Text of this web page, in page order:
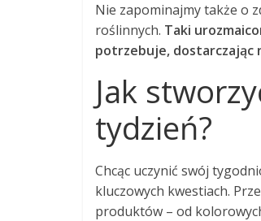
Nie zapominajmy także o
roślinnych. Taki
potrzebuje, dostarczając
Jak
tydzień?
Chcąc uczynić swój
kluczowych kwestiach.
produktów – od